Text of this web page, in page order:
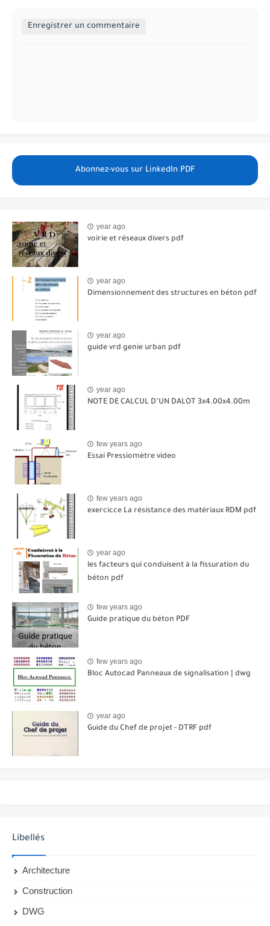
Enregistrer un commentaire
Abonnez-vous sur LinkedIn PDF
year ago
voirie et réseaux divers pdf
year ago
Dimensionnement des structures en béton pdf
year ago
guide vrd genie urban pdf
year ago
NOTE DE CALCUL D’UN DALOT 3x4.00x4.00m
few years ago
Essai Pressiomètre video
few years ago
exercicce La résistance des matériaux RDM pdf
year ago
les facteurs qui conduisent à la fissuration du
béton pdf
few years ago
Guide pratique du béton PDF
few years ago
Bloc Autocad Panneaux de signalisation | dwg
year ago
Guide du Chef de projet - DTRF pdf
Libellés
Architecture
Construction
DWG